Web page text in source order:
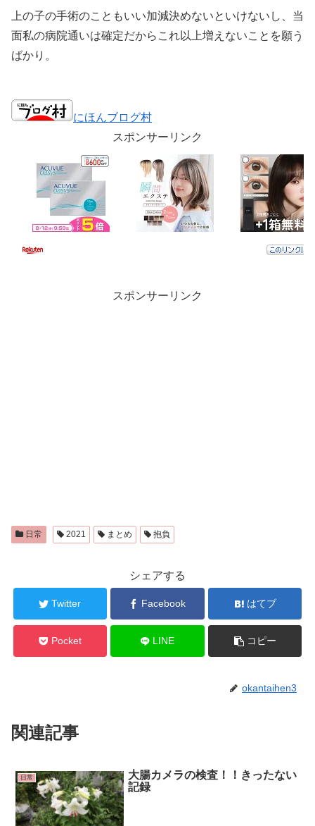
上の子の手術のこともいい加減決めないといけないし、当
面私の病院通いは確定だからこれ以上増えないことを願う
ばかり。
にほんブログ村
スポンサーリンク
スポンサーリンク
日常 2021 まとめ 抱負
シェアする
Twitter Facebook はてブ
Pocket LINE コピー
okantaihen3
関連記事
日常
大腸カメラの検査！！きったない
記録